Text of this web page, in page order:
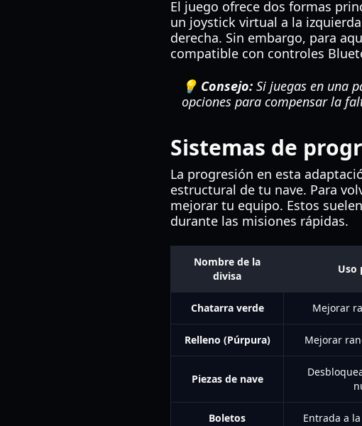
El juego ofrece dos formas
un joystick virtual a la
derecha. Sin embargo, para
compatible con controles
💡 Consejo: Si juegas en una
opciones para compensar la
Sistemas de
La progresión en esta
estructural de tu nave. Para
mejorar tu equipo. Estos
durante las misiones rápidas.
Nombre de la
divisa
Uso
Chatarra verde Mejorar
Relleno (Púrpura) Mejorar
Piezas de nave
Boletos Entrada a